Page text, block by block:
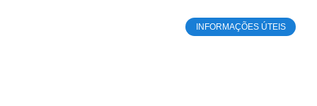
INFORMAÇÕES ÚTEIS